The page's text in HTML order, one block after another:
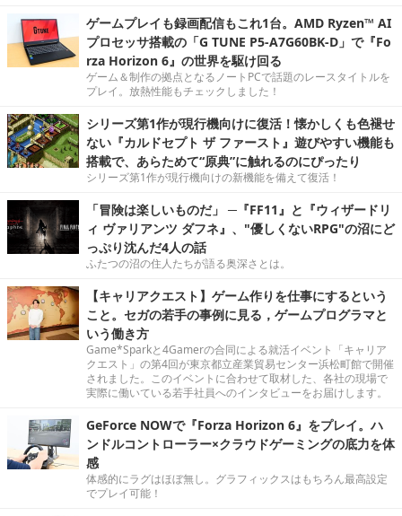
ゲームプレイも録画配信もこれ1台。AMD Ryzen™ AI
プロセッサ搭載の「G TUNE P5-A7G60BK-D」で『Fo
rza Horizon 6』の世界を駆け回る
ゲーム＆制作の拠点となるノートPCで話題のレースタイトルを
プレイ。放熱性能もチェックしました！
シリーズ第1作が現行機向けに復活！懐かしくも色褪せ
ない『カルドセプト ザ ファースト』遊びやすい機能も
搭載で、あらためて“原典”に触れるのにぴったり
シリーズ第1作が現行機向けの新機能を備えて復活！
「冒険は楽しいものだ」 ─『FF11』と『ウィザードリ
ィ ヴァリアンツ ダフネ』、"優しくないRPG"の沼にど
っぷり沈んだ4人の話
ふたつの沼の住人たちが語る奥深さとは。
【キャリアクエスト】ゲーム作りを仕事にするという
こと。セガの若手の事例に見る，ゲームプログラマと
いう働き方
Game*Sparkと4Gamerの合同による就活イベント「キャリア
クエスト」の第4回が東京都立産業貿易センター浜松町館で開催
されました。このイベントに合わせて取材した、各社の現場で
実際に働いている若手社員へのインタビューをお届けします。
GeForce NOWで『Forza Horizon 6』をプレイ。ハ
ンドルコントローラー×クラウドゲーミングの底力を体
感
体感的にラグはほぼ無し。グラフィックスはもちろん最高設定
でプレイ可能！